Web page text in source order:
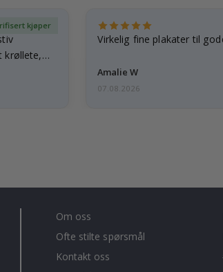
krøllete,
kjøper
Virkelig fine plakater til
Amalie W
07.08.2026
Om oss
Ofte stilte spørsmål
Kontakt oss